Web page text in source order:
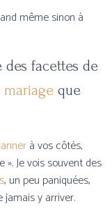
même sinon à
des facettes de
que
à vos côtés,
Je vois souvent des
, un peu paniquées,
y arriver.